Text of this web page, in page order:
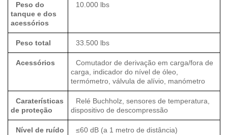
Peso do
tanque e dos
acessórios
10.000 lbs
Peso total 33.500 lbs
Acessórios
Comutador de derivação em carga/fora de
carga, indicador do nível de óleo,
termómetro, válvula de alívio, manómetro
Caraterísticas
de proteção
Relé Buchholz, sensores de temperatura,
dispositivo de descompressão
Nível de ruído ≤60 dB (a 1 metro de distância)